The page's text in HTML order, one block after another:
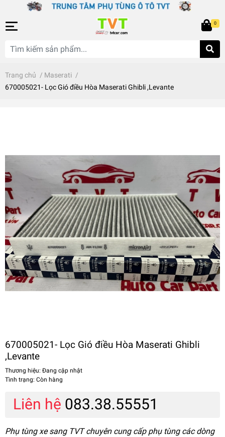
0
Trang chủ / Maserati /
670005021- Lọc Gió điều Hòa Maserati Ghibli ,Levante
670005021- Lọc Gió điều Hòa Maserati Ghibli
,Levante
Thương hiệu: Đang cập nhật
Tình trạng: Còn hàng
Liên hệ 083.38.55551
Phụ tùng xe sang TVT chuyên cung cấp phụ tùng các dòng